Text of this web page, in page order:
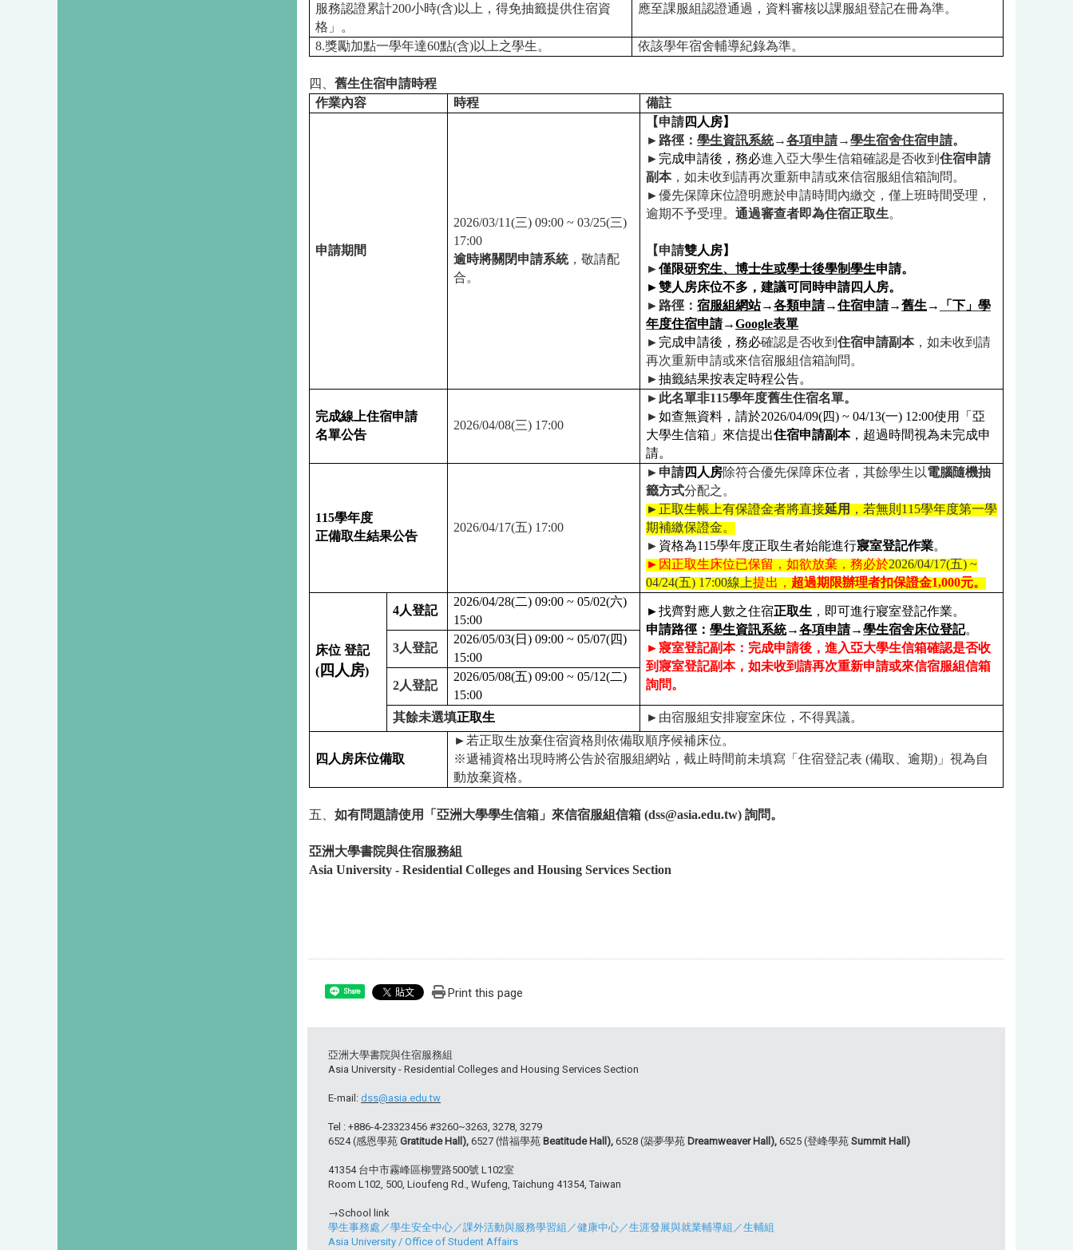
服務認證累計200小時(含)以上，得免抽籤提供住宿資
格」。
應至課服組認證通過，資料審核以課服組登記在冊為準。
8.獎勵加點一學年達60點(含)以上之學生。 依該學年宿舍輔導紀錄為準。
四、 舊生住宿申請時程
作業內容
時程 備註
申請期間
2026/03/11(三) 09:00 ~ 03/25(三)
17:00
逾時將關閉申請系統，敬請配
合。
【申請四人房】
► 路徑： 學生資訊系統→各項申請→學生宿舍住宿申請。
► 完成申請後，務必進入亞大學生信箱確認是否收到 住宿申請
副本，如未收到請再次重新申請或來信宿服組信箱詢問。
►優先保障床位證明應於申請時間內繳交，僅上班時間受理，
逾期不予受理。 通過審查者即為住宿正取生。
【申請雙人房】
►僅限研究生、博士生或學士後學制學生申請。
►雙人房床位不多，建議可同時申請四人房。
► 路徑： 宿服組網站→各類申請→住宿申請→舊生 → 「 下 」學
年度住宿申請→Google表單
► 完成申請後，務必確認是否收到 住宿申請副本，如未收到請
再次重新申請或來信宿服組信箱詢問。
►抽籤結果按表定時程公告。
完成線上住宿申請
名單公告
2026/04/08(三) 17:00
► 此名單非115學年度舊生住宿名單。
►如查無資料，請於2026/04/09(四) ~ 04/13(一) 12:00使用「亞
大學生信箱」來信提出住宿申請副本，超過時間視為未完成申
請。
115學年度
正備取生結果公告
2026/04/17(五) 17:00
► 申請四人房除符合優先保障床位者，其餘學生以電腦隨機抽
籤方式分配之 。
► 正取生帳上有保證金者將直接延用 ，若無則 115學年度第一學
期補繳保證金。
► 資格為115學年度正取生者始能進行寢室登記作業。
► 因正取生床位已保留，如欲放棄，務必於2026/04/17(五) ~
04/24(五) 17:00線上提出， 超過期限辦理者扣保證金1,000元。
床位 登記
( 四人房)
4人登記
2026/04/28(二) 09:00 ~ 05/02(六)
15:00
►找齊對應人數之住宿正取生 ，即可進行寢室登記作業。
申請路徑： 學生資訊系統→各項申請→學生宿舍床位登記。
►寢室登記副本：完成申請後，進入亞大學生信箱確認是否收
到寢室登記副本，如未收到請再次重新申請或來信宿服組信箱
詢問。
3人登記
2026/05/03(日 ) 09:00 ~ 05/07(四)
15:00
2人登記
2026/05/08(五) 09:00 ~ 05/12(二)
15:00
其餘未選填正取生 ► 由宿服組安排寢室床位，不得異議。
四人房床位備取
► 若正取生放棄住宿資格則依備取順序候補床位。
※遞補資格出現時將公告於宿服組網站，截止時間前未填寫「住宿登記表 (備取、逾期) 」視為自
動放棄資格。
五、 如有問題請使用「亞洲大學學生信箱」來信宿服組信箱 (dss@asia.edu.tw) 詢問。
亞洲大學書院與住宿服務組
Asia University - Residential Colleges and Housing Services Section
Share Print this page
亞洲大學書院與住宿服務組
Asia University - Residential Colleges and Housing Services Section
E-mail:dss@asia.edu.tw
Tel : +886-4-23323456 #3260~3263, 3278, 3279
6524 (感恩學苑Gratitude Hall),6527 (惜福學苑 Beatitude Hall),6528 (築夢學苑 Dreamweaver Hall),6525 (登峰學苑Summit Hall)
41354 台中市霧峰區柳豐路500號 L102室
Room L102, 500, Lioufeng Rd., Wufeng, Taichung 41354, Taiwan
→School link
學生事務處 ／學生安全中心 ／課外活動與服務學習組 ／健康中心 ／生涯發展與就業輔導組 ／生輔組
Asia University /Office of Student Affairs